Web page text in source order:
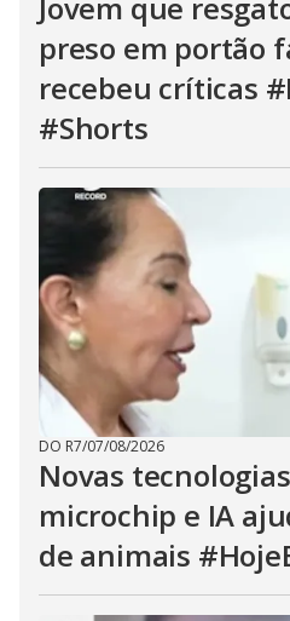
preso em portão
recebeu críticas
#Shorts
DO R7/07/08/2026
Novas
microchip e IA
de animais